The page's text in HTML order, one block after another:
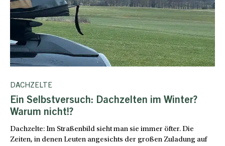
DACHZELTE
Ein Selbstversuch: Dachzelten im Winter?
Warum nicht!?
Dachzelte: Im Straßenbild sieht man sie immer öfter. Die
Zeiten, in denen Leuten angesichts der großen Zuladung auf